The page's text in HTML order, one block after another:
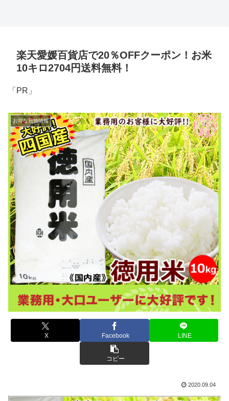
楽天愛媛百貨店で20％OFFクーポン！お米
10キロ2704円送料無料！
「PR」
お得な買物情報
X Facebook LINE
コピー
2020.09.04